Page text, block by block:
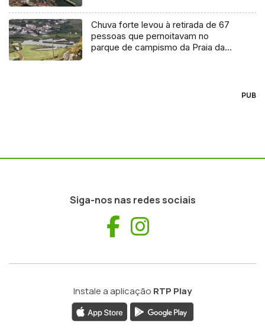
Chuva forte levou à retirada de 67
pessoas que pernoitavam no
parque de campismo da Praia da
PUB
Siga-nos nas redes sociais
Facebook
Instale a aplicação RTP Play